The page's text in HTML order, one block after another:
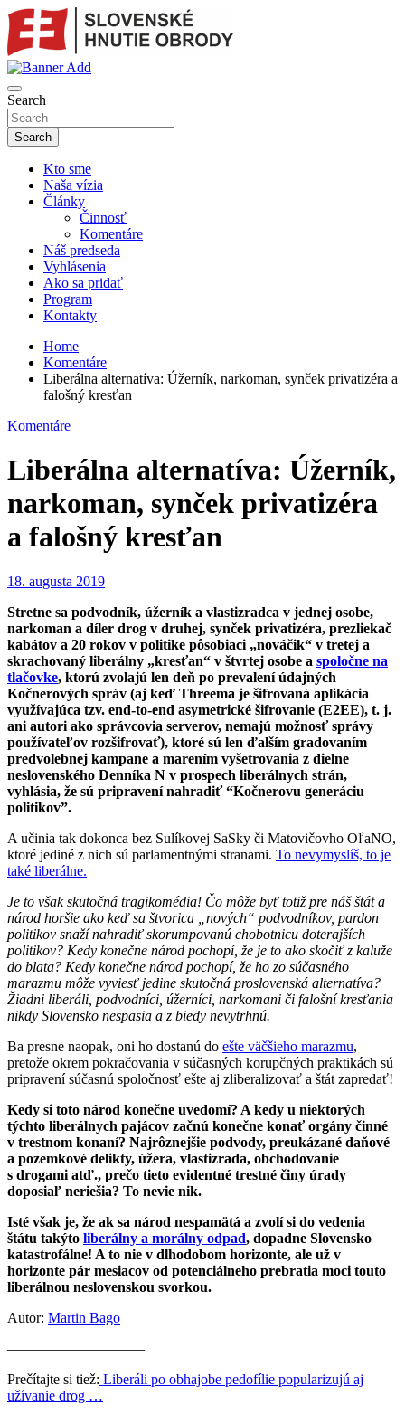
Skip
to
content
SLOVENSKÉ HNUTIE OBRODY
Search
Search
Kto sme
Naša vízia
Články
Činnosť
Komentáre
Náš predseda
Vyhlásenia
Ako sa pridať
Program
Kontakty
Home
Komentáre
Liberálna alternatíva: Úžerník, narkoman, synček privatizéra a
falošný kresťan
Komentáre
Liberálna alternatíva: Úžerník,
narkoman, synček privatizéra
a falošný kresťan
18. augusta 2019
Stretne sa podvodník, úžerník a vlastizradca v jednej osobe,
narkoman a díler drog v druhej, synček privatizéra, prezliekač
kabátov a 20 rokov v politike pôsobiaci „nováčik“ v tretej a
skrachovaný liberálny „kresťan“ v štvrtej osobe a spoločne na
tlačovke, ktorú zvolajú len deň po prevalení údajných
Kočnerových správ (aj keď Threema je šifrovaná aplikácia
využívajúca tzv. end-to-end asymetrické šifrovanie (E2EE), t. j.
ani autori ako správcovia serverov, nemajú možnosť správy
používateľov rozšifrovať), ktoré sú len ďalším gradovaním
predvolebnej kampane a marením vyšetrovania z dielne
neslovenského Denníka N v prospech liberálnych strán,
vyhlásia, že sú pripravení nahradiť “Kočnerovu generáciu
politikov”.
A učinia tak dokonca bez Sulíkovej SaSky či Matovičovho OľaNO,
ktoré jediné z nich sú parlamentnými stranami. To nevymyslíš, to je
také liberálne.
Je to však skutočná tragikomédia! Čo môže byť totiž pre náš štát a
národ horšie ako keď sa štvorica „nových“ podvodníkov, pardon
politikov snaží nahradiť skorumpovanú chobotnicu doterajších
politikov? Kedy konečne národ pochopí, že je to ako skočiť z kaluže
do blata? Kedy konečne národ pochopí, že ho zo súčasného
marazmu môže vyviesť jedine skutočná proslovenská alternatíva?
Žiadni liberáli, podvodníci, úžerníci, narkomani či falošní kresťania
nikdy Slovensko nespasia a z biedy nevytrhnú.
Ba presne naopak, oni ho dostanú do ešte väčšieho marazmu,
pretože okrem pokračovania v súčasných korupčných praktikách sú
pripravení súčasnú spoločnosť ešte aj zliberalizovať a štát zapredať!
Kedy si toto národ konečne uvedomí? A kedy u niektorých
týchto liberálnych pajácov začnú konečne konať orgány činné
v trestnom konaní? Najrôznejšie podvody, preukázané daňové
a pozemkové delikty, úžera, vlastizrada, obchodovanie
s drogami atď., prečo tieto evidentné trestné činy úrady
doposiaľ neriešia? To nevie nik.
Isté však je, že ak sa národ nespamätá a zvolí si do vedenia
štátu takýto liberálny a morálny odpad, dopadne Slovensko
katastrofálne! A to nie v dlhodobom horizonte, ale už v
horizonte pár mesiacov od potenciálneho prebratia moci touto
liberálnou neslovenskou svorkou.
Autor: Martin Bago
—————————–
Prečítajte si tiež: Liberáli po obhajobe pedofílie popularizujú aj
užívanie drog …